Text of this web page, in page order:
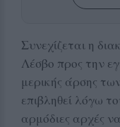
Συνεχίζεται η
Λέσβο προς την
μερικής άρσης
επιβληθεί λόγω
αρμόδιες αρχές